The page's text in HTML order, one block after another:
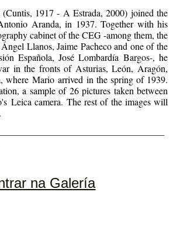
1917 - A Estrada, 2000) joined the
Aranda, in 1937. Together with his
cabinet of the CEG -among them, the
Llanos, Jaime Pacheco and one of the
Española, José Lombardía Bargos-, he
in the fronts of Asturias, León, Aragón,
where Mario arrived in the spring of 1939.
a sample of 26 pictures taken between
Leica camera. The rest of the images will
na Galería